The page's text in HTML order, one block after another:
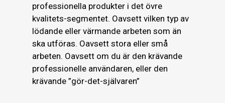
professionella produkter i det övre
kvalitets-segmentet. Oavsett vilken typ av
lödande eller värmande arbeten som än
ska utföras. Oavsett stora eller små
arbeten. Oavsett om du är den krävande
professionelle användaren, eller den
krävande ”gör-det-självaren”